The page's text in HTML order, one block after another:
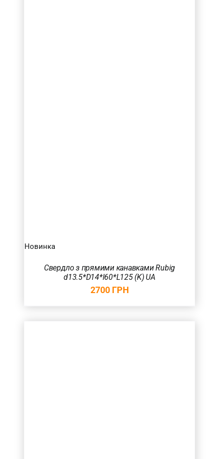
Новинка
Свердло з прямими канавками Rubig
d13.5*D14*l60*L125 (K) UA
2700 ГРН